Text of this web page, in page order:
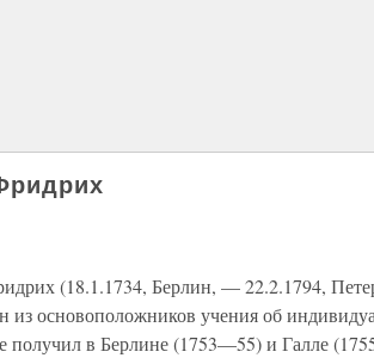
(18.1.1734, Берлин, — 22.2.1794,
из основоположников учения об
получил в Берлине (1753—55) и Галле